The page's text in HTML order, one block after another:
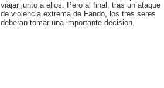
viajar junto a ellos. Pero al final, tras un ataque
de violencia extrema de Fando, los tres seres
deberan tomar una importante decision.